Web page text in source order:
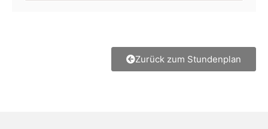
Zurück zum Stundenplan